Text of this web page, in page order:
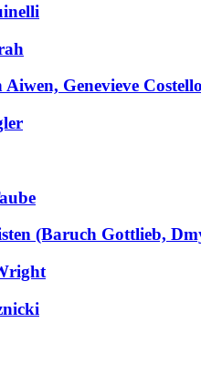
Genevieve
(Baruch Gottlieb,